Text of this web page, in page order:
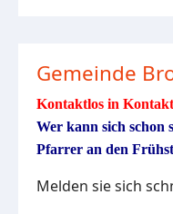
Gemeinde
Kontaktlos in Kontakt
Wer kann sich schon
Pfarrer an den
Melden sie sich